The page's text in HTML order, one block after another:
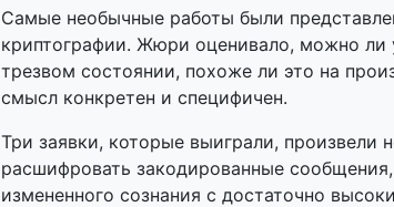
Самые необычные работы были
криптографии. Жюри оценивало, можно
трезвом состоянии, похоже ли это на
смысл конкретен и специфичен.
Три заявки, которые выиграли, произвели
расшифровать закодированные
измененного сознания с достаточно